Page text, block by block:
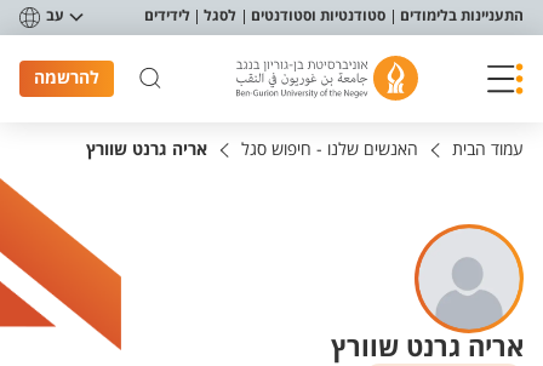
תפריט נגישות
התעניינות בלימודים סטודנטיות וסטודנטים לסגל לידידים עב
להרשמה
עמוד הבית האנשים שלנו - חיפוש סגל אריה גרנט שוורץ
אריה גרנט שוורץ